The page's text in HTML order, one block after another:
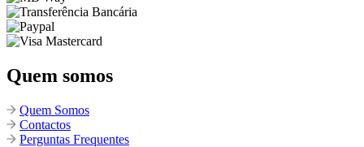
Quem somos
Quem Somos
Contactos
Perguntas Frequentes